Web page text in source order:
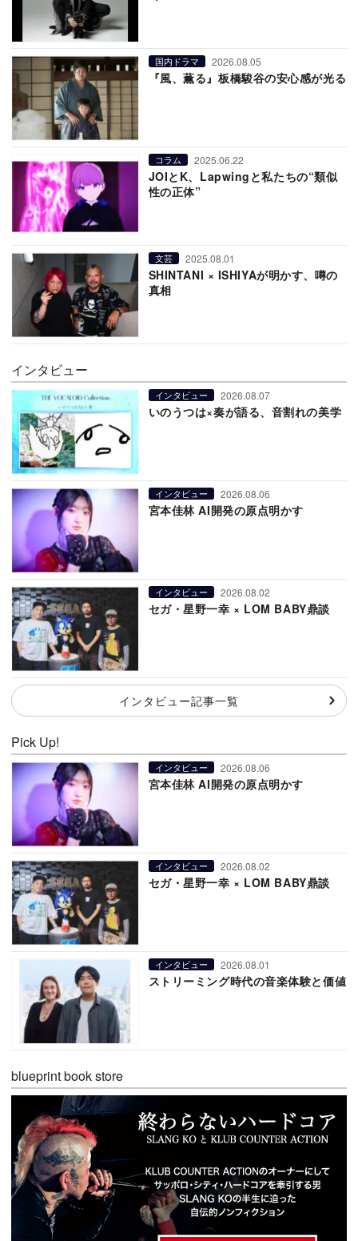
国内ドラマ 2026.08.05
『風、薫る』板橋駿谷の安心感が光る
コラム 2025.06.22
JOIとK、Lapwingと私たちの“類似
性の正体”
文芸 2025.08.01
SHINTANI × ISHIYAが明かす、噂の
真相
インタビュー
インタビュー 2026.08.07
いのうつは×奏が語る、音割れの美学
インタビュー 2026.08.06
宮本佳林 AI開発の原点明かす
インタビュー 2026.08.02
セガ・星野一幸 × LOM BABY鼎談
インタビュー記事一覧
Pick Up!
インタビュー 2026.08.06
宮本佳林 AI開発の原点明かす
インタビュー 2026.08.02
セガ・星野一幸 × LOM BABY鼎談
インタビュー 2026.08.01
ストリーミング時代の音楽体験と価値
blueprint book store